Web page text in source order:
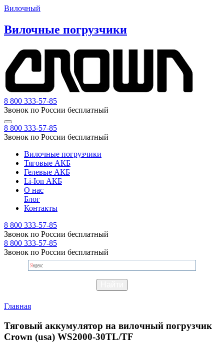
Вилочный
Вилочные погрузчики
8 800 333-57-85
Звонок по России бесплатный
8 800 333-57-85
Звонок по России бесплатный
Вилочные погрузчики
Тяговые АКБ
Гелевые АКБ
Li-Ion АКБ
О нас
Блог
Контакты
8 800 333-57-85
Звонок по России бесплатный
8 800 333-57-85
Звонок по России бесплатный
Главная
Тяговый аккумулятор на вилочный погрузчик
Crown (usa) WS2000-30TL/TF